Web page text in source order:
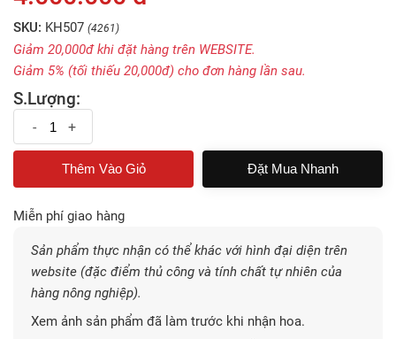
SKU: KH507 (4261)
Giảm 20,000đ khi đặt hàng trên WEBSITE.
Giảm 5% (tối thiếu 20,000đ) cho đơn hàng lần sau.
S.Lượng:
- +
Đặt Mua Nhanh
Miễn phí giao hàng
Sản phẩm thực nhận có thể khác với hình đại diện trên
website (đặc điểm thủ công và tính chất tự nhiên của
hàng nông nghiệp).
Xem ảnh sản phẩm đã làm trước khi nhận hoa.